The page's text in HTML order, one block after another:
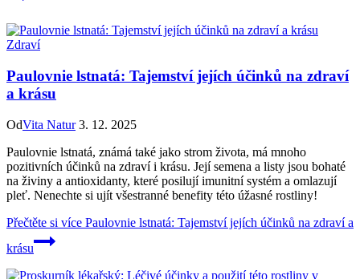
Zdraví
Paulovnie lstnatá: Tajemství jejích účinků na zdraví
a krásu
OdVita Natur 3. 12. 2025
Paulovnie lstnatá, známá také jako strom života, má mnoho
pozitivních účinků na zdraví i krásu. Její semena a listy jsou bohaté
na živiny a antioxidanty, které posilují imunitní systém a omlazují
pleť. Nenechte si ujít všestranné benefity této úžasné rostliny!
Přečtěte si více Paulovnie lstnatá: Tajemství jejích účinků na zdraví a
krásu